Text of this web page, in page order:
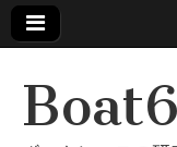
Boat6